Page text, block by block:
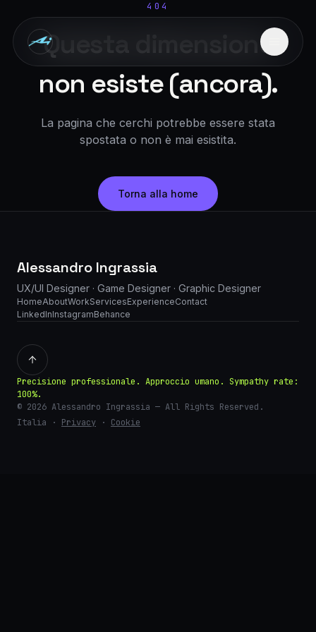
Designing Experiences Across Dimensions
404
Questa dimensione
non esiste (ancora).
La pagina che cerchi potrebbe essere stata
spostata o non è mai esistita.
Torna alla home
Alessandro Ingrassia
UX/UI Designer · Game Designer · Graphic Designer
HomeAboutWorkServicesExperienceContact
LinkedInInstagramBehance
© 2026 Alessandro Ingrassia — All Rights Reserved.
Italia · Privacy · Cookie
Precisione professionale. Approccio umano. Sympathy rate:
100%.